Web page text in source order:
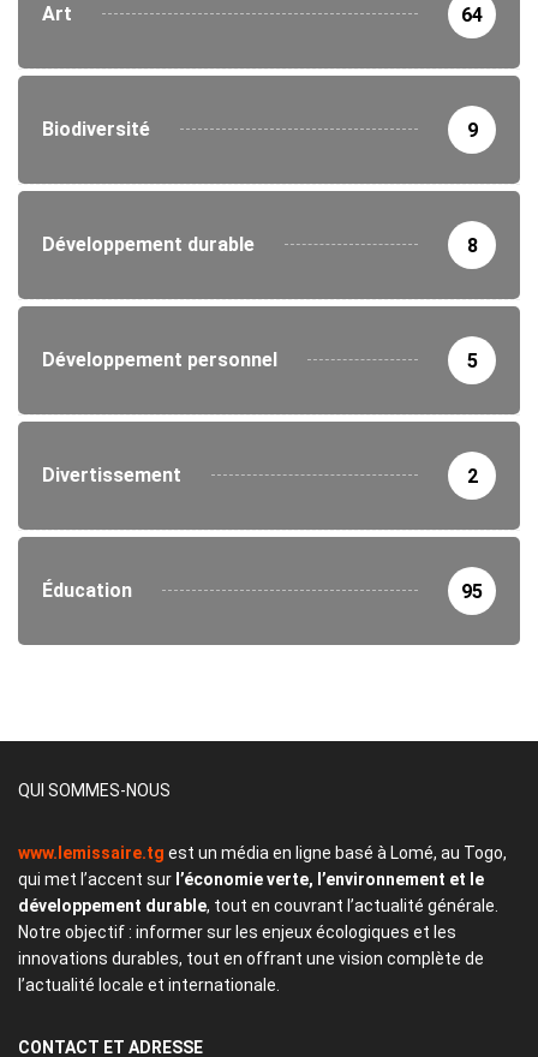
Art 64
Biodiversité 9
Développement durable 8
Développement personnel 5
Divertissement 2
Éducation 95
QUI SOMMES-NOUS
www.lemissaire.tg est un média en ligne basé à Lomé, au Togo,
qui met l’accent sur l’économie verte, l’environnement et le
développement durable, tout en couvrant l’actualité générale.
Notre objectif : informer sur les enjeux écologiques et les
innovations durables, tout en offrant une vision complète de
l’actualité locale et internationale.
CONTACT ET ADRESSE